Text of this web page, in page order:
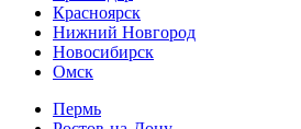
Красноярск
Нижний Новгород
Новосибирск
Омск
Пермь